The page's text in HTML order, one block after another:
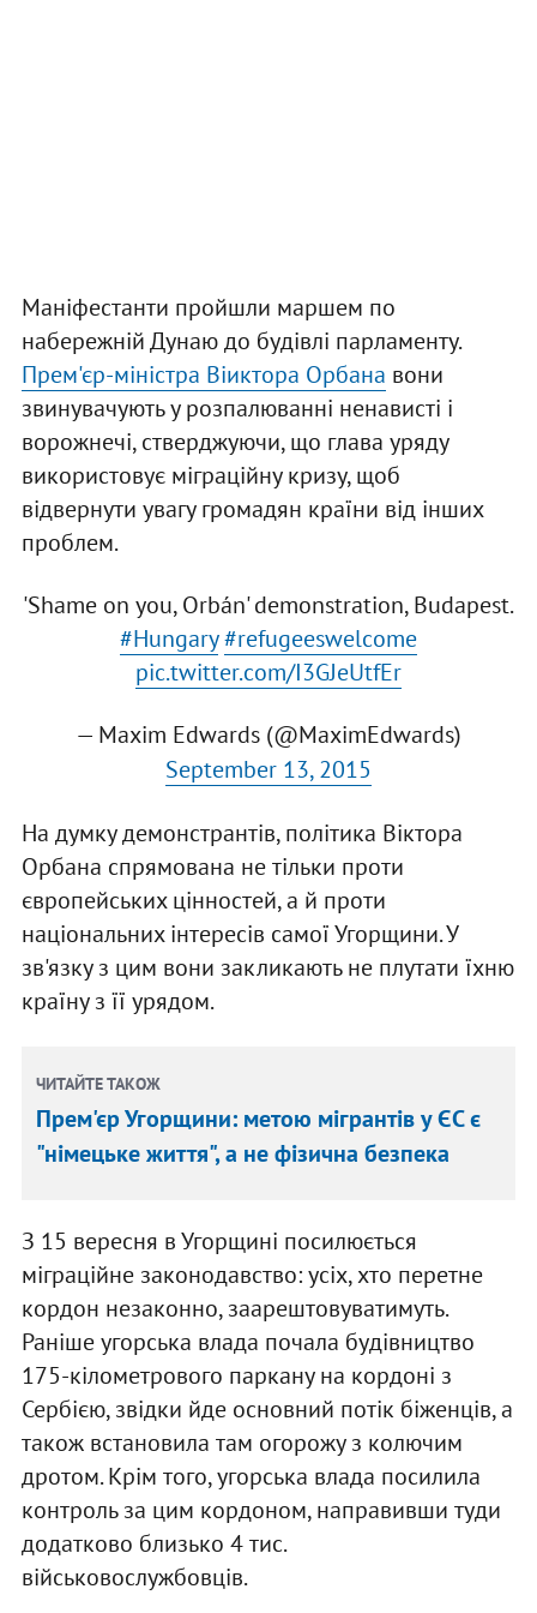
Маніфестанти пройшли маршем по
набережній Дунаю до будівлі парламенту.
Прем'єр-міністра Віиктора Орбана вони
звинувачують у розпалюванні ненависті і
ворожнечі, стверджуючи, що глава уряду
використовує міграційну кризу, щоб
відвернути увагу громадян країни від інших
проблем.
'Shame on you, Orbán' demonstration, Budapest.
#Hungary#refugeeswelcome
pic.twitter.com/I3GJeUtfEr
— Maxim Edwards (@MaximEdwards)
September 13, 2015
На думку демонстрантів, політика Віктора
Орбана спрямована не тільки проти
європейських цінностей, а й проти
національних інтересів самої Угорщини. У
зв'язку з цим вони закликають не плутати їхню
країну з її урядом.
ЧИТАЙТЕ ТАКОЖ
Прем'єр Угорщини: метою мігрантів у ЄС є
"німецьке життя", а не фізична безпека
З 15 вересня в Угорщині посилюється
міграційне законодавство: усіх, хто перетне
кордон незаконно, заарештовуватимуть.
Раніше угорська влада почала будівництво
175-кілометрового паркану на кордоні з
Сербією, звідки йде основний потік біженців, а
також встановила там огорожу з колючим
дротом. Крім того, угорська влада посилила
контроль за цим кордоном, направивши туди
додатково близько 4 тис.
військовослужбовців.